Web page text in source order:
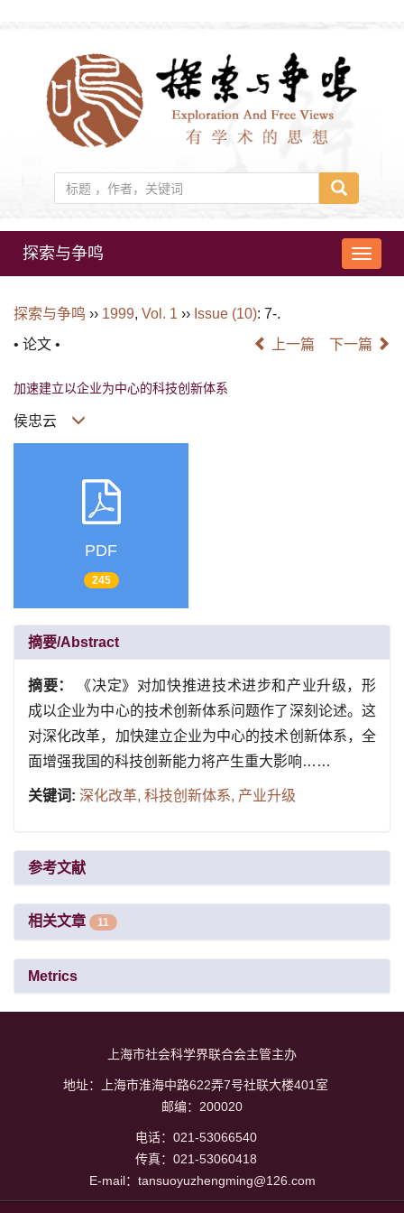
导
航
探索与争鸣
探索与争鸣 ›› 1999, Vol. 1 ›› Issue (10): 7-.
• 论文 •
上一篇 下一篇
加速建立以企业为中心的科技创新体系
侯忠云
PDF
245
摘要/Abstract
摘要：
《决定》对加快推进技术进步和产业升级，形
成以企业为中心的技术创新体系问题作了深刻论述。这
对深化改革，加快建立企业为中心的技术创新体系，全
面增强我国的科技创新能力将产生重大影响……
关键词: 深化改革, 科技创新体系, 产业升级
参考文献
相关文章 11
Metrics
上海市社会科学界联合会主管主办
地址：上海市淮海中路622弄7号社联大楼401室
邮编：200020
电话：021-53066540
传真：021-53060418
E-mail：tansuoyuzhengming@126.com